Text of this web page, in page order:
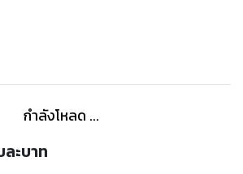
กำลังโหลด ...
ะบาท